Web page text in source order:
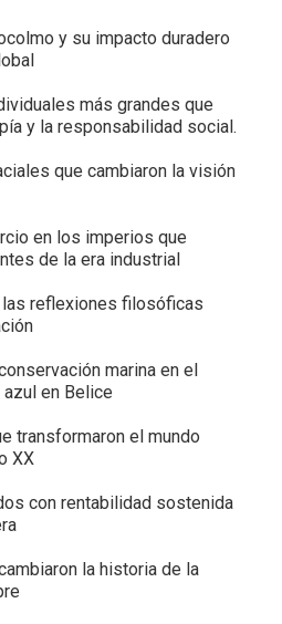
y su impacto duradero
más grandes que
y la responsabilidad social.
que cambiaron la visión
en los imperios que
de la era industrial
las reflexiones filosóficas
marina en el
en Belice
transformaron el mundo
XX
con rentabilidad sostenida
la historia de la